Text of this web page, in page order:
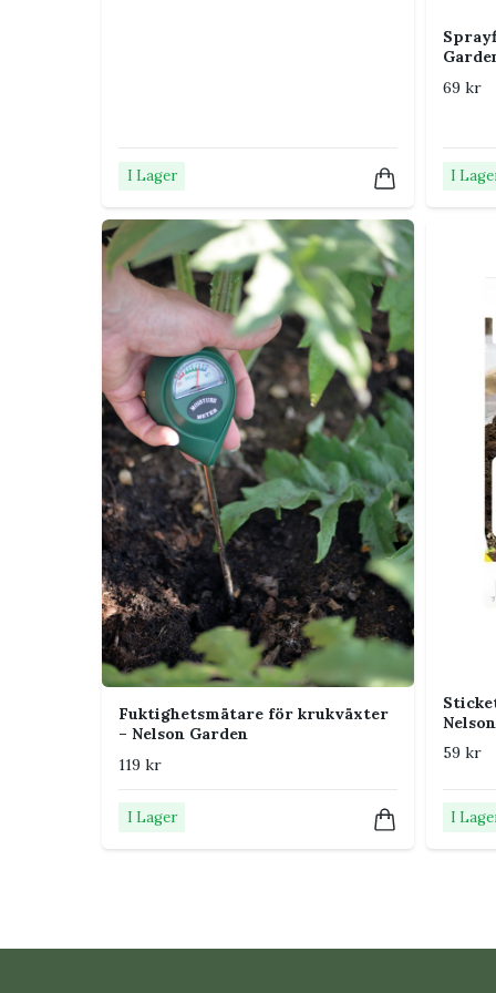
Ja, den kompakta storleken passar bra när du
Är den avsedd för grova grenar?
Nej, för grövre grenar är en sekatör eller ett
Vill du lyckas ännu bättre?Läs min guide till
I Lager
69 kr
I
Fuktighetsmätare för krukväxter
– Nelson Garden
119 kr
I Lager
59 kr
I